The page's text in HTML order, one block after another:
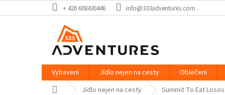
na
+ 420 608430446 info@333adventures.com
Vybavení Jídlo nejen na cesty
Oblečení
Domů Jídlo nejen na cesty Summit To Eat